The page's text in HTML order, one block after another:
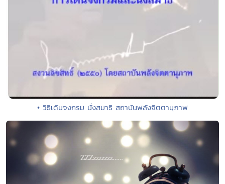
• วิธีเดินจงกรม นั่งสมาธิ สถาบันพลังจิตตานุภาพ